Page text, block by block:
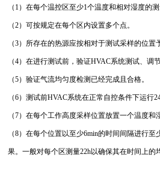
（1）在每个温控区至少1个温度和相对湿度的测
（2）可按规定在每个区内设置多个点。
（3）所存在的热源应按相对于测试采样的位置
（4）在进行测试前，验证HVAC系统测试、调
（5）验证气流均匀度检测已经完成且合格。
（6）测试前HVAC系统在正常自控条件下运行
（7）在每个工作高度采样位置放置一个温度和
（8）在每个位置以至少6min的时间间隔进行
果。一般对每个区测量22h以确保其在时间上的